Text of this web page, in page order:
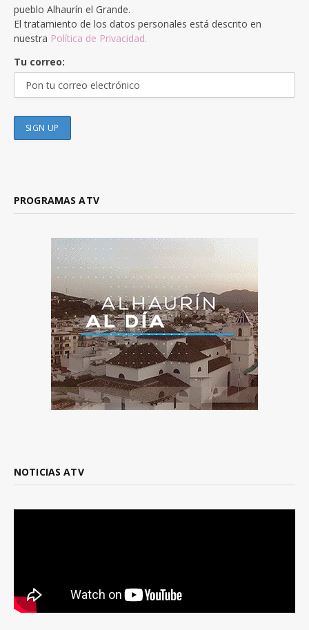
pueblo Alhaurín el Grande.
El tratamiento de los datos personales está descrito en
nuestra Política de Privacidad.
Tu correo:
PROGRAMAS ATV
NOTICIAS ATV